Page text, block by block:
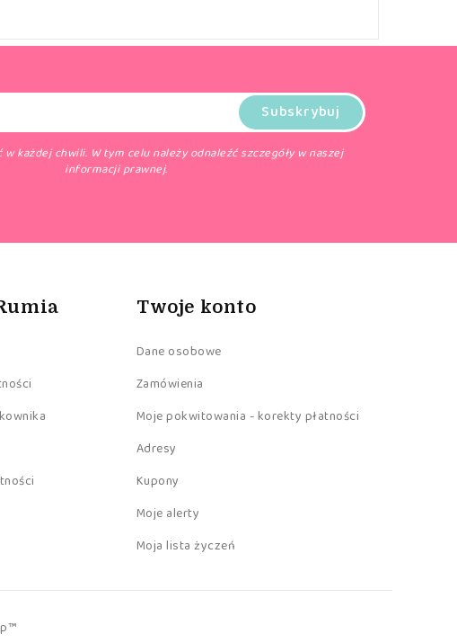
w każdej chwili. W tym celu należy odnaleźć szczegóły w naszej
informacji prawnej.
Twoje konto
Dane osobowe
Zamówienia
Moje pokwitowania - korekty płatności
Adresy
Kupony
Moje alerty
Moja lista życzeń